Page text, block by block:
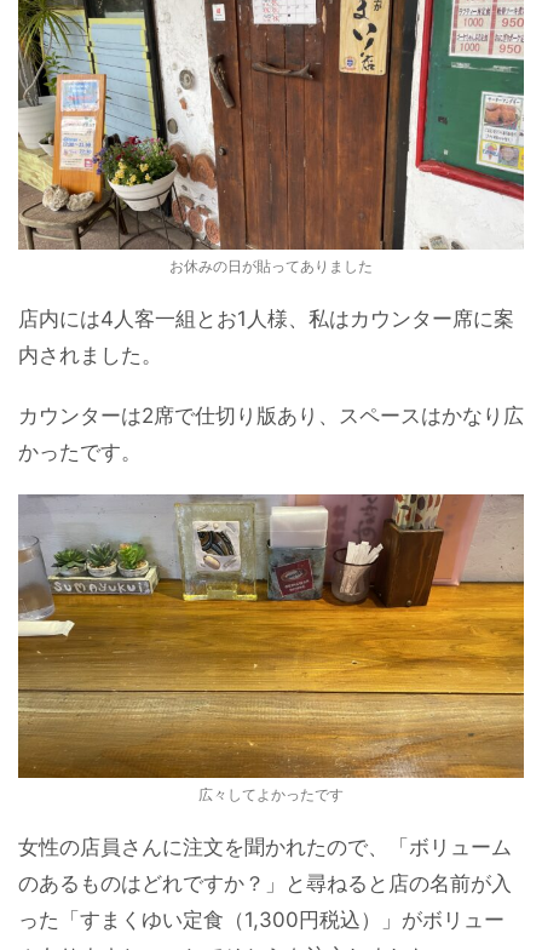
お休みの日が貼ってありました
店内には4人客一組とお1人様、私はカウンター席に案
内されました。
カウンターは2席で仕切り版あり、スペースはかなり広
かったです。
広々してよかったです
女性の店員さんに注文を聞かれたので、「ボリューム
のあるものはどれですか？」と尋ねると店の名前が入
った「すまくゆい定食（1,300円税込）」がボリュー